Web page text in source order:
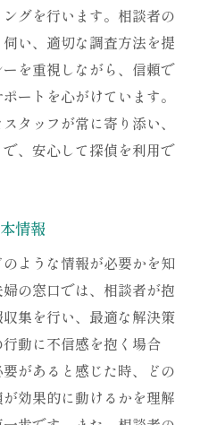
なタイミング
の効果
サポートの流れ
学ぶ成功の秘訣
社の信頼性と解決策
活用法
決策の提案
のプロセス
なアプローチ
社の選び方
決策の効果
軽減夫婦の窓口の心強
グを行います。相談者の
い、適切な調査方法を提
を重視しながら、信頼で
ートを心がけています。
タッフが常に寄り添い、
、安心して探偵を利用で
情報
ような情報が必要かを知
の窓口では、相談者が抱
集を行い、最適な解決策
動に不信感を抱く場合
があると感じた時、どの
効果的に動けるかを理解